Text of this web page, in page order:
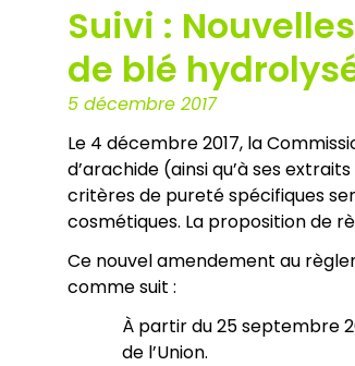
Suivi :
de blé
5 décembre 2017
Le 4 décembre 2017, la
d’arachide (ainsi qu’à ses
critères de pureté spécifiques
cosmétiques. La proposition de
Ce nouvel amendement au
comme suit :
À partir du 25 septembre
de l’Union.